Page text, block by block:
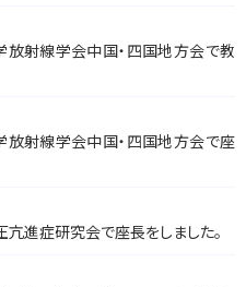
射線学会中国・四国地方会で教
射線学会中国・四国地方会で座
進症研究会で座長をしました。